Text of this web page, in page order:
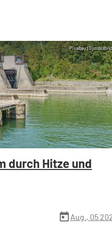
Pixabay
durch Hitze und
today Aug., 05